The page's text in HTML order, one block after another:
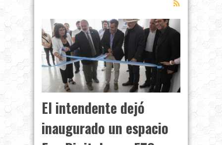
El intendente dejó
inaugurado un espacio